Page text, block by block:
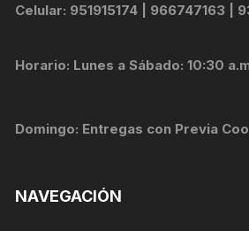
Celular: 951915174 | 966747163 |
Horario: Lunes a Sábado: 10:30
Domingo: Entregas con Previa
NAVEGACIÓN